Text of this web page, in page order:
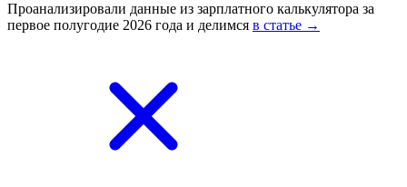
Проанализировали данные из зарплатного калькулятора за
первое полугодие 2026 года и делимся в статье →